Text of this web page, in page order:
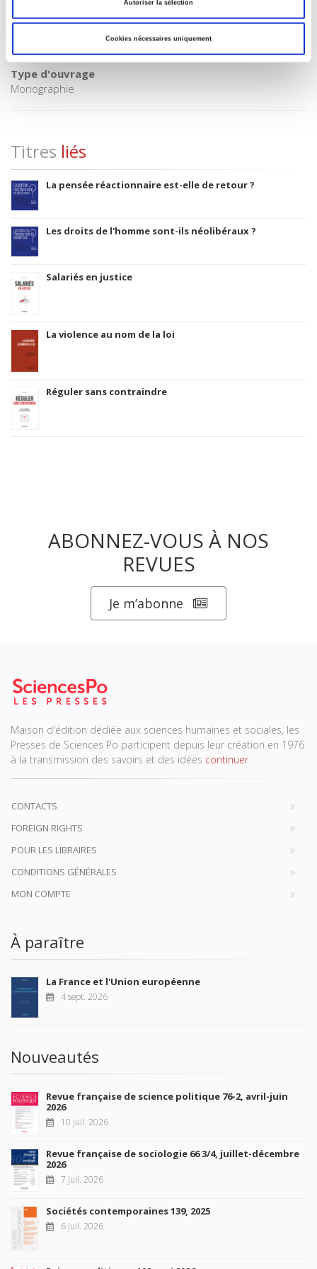
Autoriser la sélection
Cookies nécessaires uniquement
06 Professionnel et académique
Date de première publication du titre
14 mai 2025
Type d'ouvrage
Monographie
Titres liés
La pensée réactionnaire est-elle de retour ?
Les droits de l'homme sont-ils néolibéraux ?
Salariés en justice
La violence au nom de la loi
Réguler sans contraindre
ABONNEZ-VOUS À NOS
REVUES
Je m’abonne
Maison d'édition dédiée aux sciences humaines et sociales, les
Presses de Sciences Po participent depuis leur création en 1976
à la transmission des savoirs et des idées continuer
CONTACTS
FOREIGN RIGHTS
POUR LES LIBRAIRES
CONDITIONS GÉNÉRALES
MON COMPTE
À paraître
La France et l'Union européenne
4 sept. 2026
Nouveautés
Revue française de science politique 76-2, avril-juin
2026
10 juil. 2026
Revue française de sociologie 66 3/4, juillet-décembre
2026
7 juil. 2026
Sociétés contemporaines 139, 2025
6 juil. 2026